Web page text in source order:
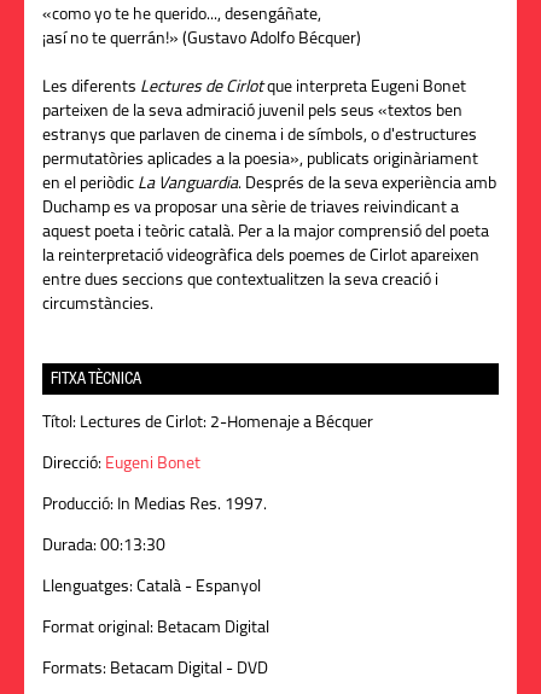
«como yo te he querido..., desengáñate,
¡así no te querrán!» (Gustavo Adolfo Bécquer)
Les diferents Lectures de Cirlotque interpreta Eugeni Bonet
parteixen de la seva admiració juvenil pels seus «textos ben
estranys que parlaven de cinema i de símbols, o d'estructures
permutatòries aplicades a la poesia», publicats originàriament
en el periòdic La Vanguardia. Després de la seva experiència amb
Duchamp es va proposar una sèrie de triaves reivindicant a
aquest poeta i teòric català. Per a la major comprensió del poeta
la reinterpretació videogràfica dels poemes de Cirlot apareixen
entre dues seccions que contextualitzen la seva creació i
circumstàncies.
FITXA TÈCNICA
Títol: Lectures de Cirlot: 2-Homenaje a Bécquer
Direcció: Eugeni Bonet
Producció: In Medias Res. 1997.
Durada: 00:13:30
Llenguatges: Català - Espanyol
Format original: Betacam Digital
Formats: Betacam Digital - DVD